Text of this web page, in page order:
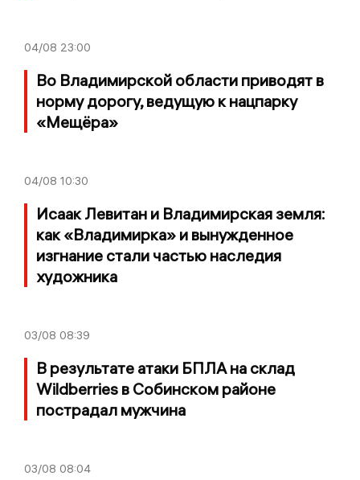
04/08 23:00
Во Владимирской области приводят в
норму дорогу, ведущую к нацпарку
«Мещёра»
04/08 10:30
Исаак Левитан и Владимирская земля:
как «Владимирка» и вынужденное
изгнание стали частью наследия
художника
03/08 08:39
В результате атаки БПЛА на склад
Wildberries в Собинском районе
пострадал мужчина
03/08 08:04